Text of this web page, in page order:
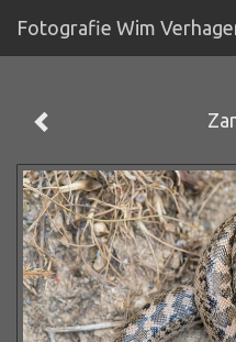
Fotografie Wim